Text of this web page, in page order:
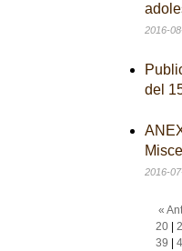
2016-
del
2016-
«
20|
39